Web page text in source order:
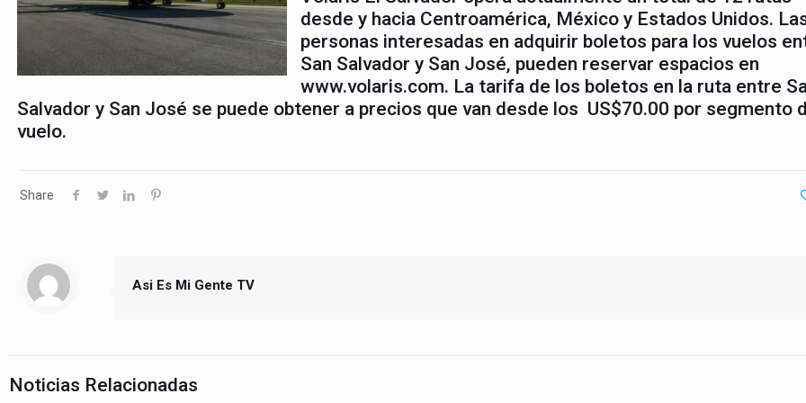
desde y hacia Centroamérica, México y Estados Unidos.
personas interesadas en adquirir boletos para los vuelos
San Salvador y San José, pueden reservar espacios en
www.volaris.com. La tarifa de los boletos en la ruta entre
Salvador y San José se puede obtener a precios que van desde los US$70.00 por segmento
vuelo.
Share
Asi Es Mi Gente TV
Noticias Relacionadas